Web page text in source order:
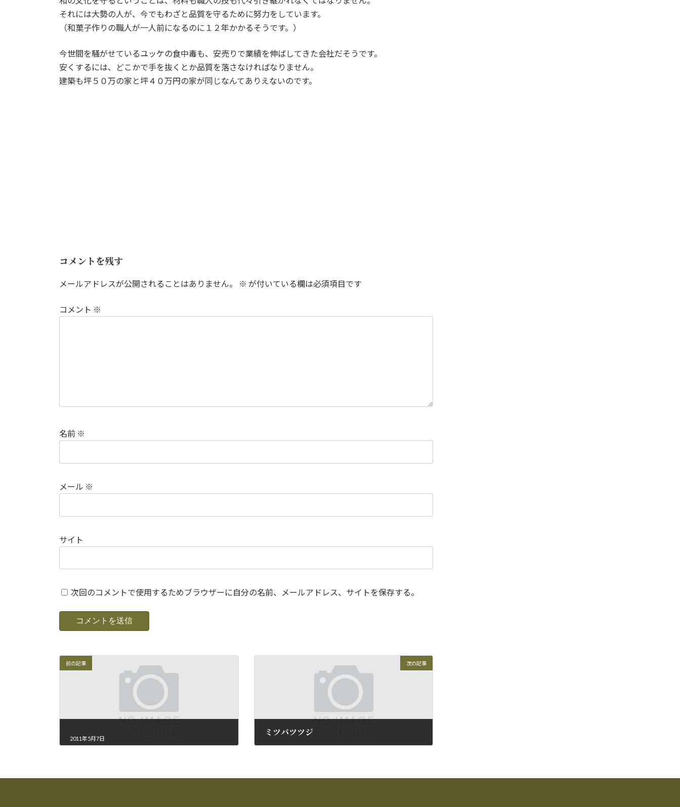
それには大勢の人が、今でもわざと品質を守るために努力をしています。
（和菓子作りの職人が一人前になるのに１２年かかるそうです。）
今世間を騒がせているユッケの食中毒も、安売りで業績を伸ばしてきた会社だそうです。
安くするには、どこかで手を抜くとか品質を落さなければなりません。
建築も坪５０万の家と坪４０万円の家が同じなんてありえないのです。
コメントを残す
メールアドレスが公開されることはありません。 ※ が付いている欄は必須項目です
コメント ※
名前 ※
メール ※
サイト
次回のコメントで使用するためブラウザーに自分の名前、メールアドレス、サイトを保存する。
前の記事
2011年5月7日
次の記事
ミツバツツジ